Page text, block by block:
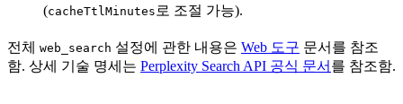
(cacheTtlMinutes 로 조절 가능).
전체 web_search 설정에 관한 내용은 Web 도구 문서를 참조
함. 상세 기술 명세는 Perplexity Search API 공식 문서 를 참조함.